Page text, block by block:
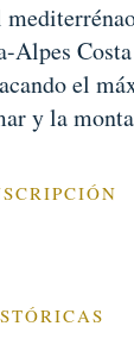
Alpes
el
y la